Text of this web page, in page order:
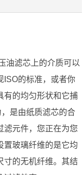
油滤芯上的介质可以
ISO的标准，或者你
有的均匀形状和它捕
是由纸质滤芯的合
滤元件，您正在为您
置玻璃纤维的是它均
寸的无机纤维。其结